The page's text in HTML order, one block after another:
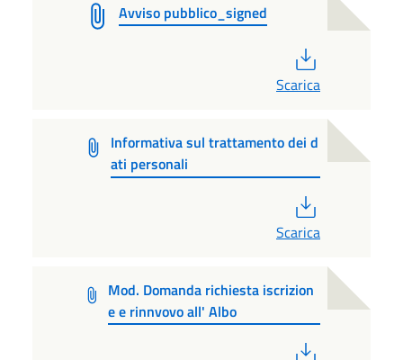
Avviso pubblico_signed
Scarica
Informativa sul trattamento dei d
ati personali
Scarica
Mod. Domanda richiesta iscrizion
e e rinnvovo all' Albo